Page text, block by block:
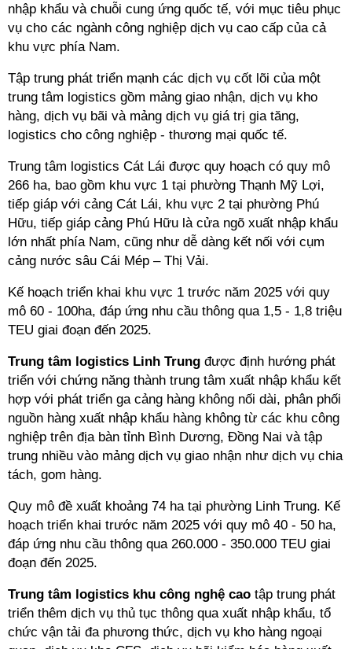
nhập khẩu và chuỗi cung ứng quốc tế, với mục tiêu phục
vụ cho các ngành công nghiệp dịch vụ cao cấp của cả
khu vực phía Nam.
Tập trung phát triển mạnh các dịch vụ cốt lõi của một
trung tâm logistics gồm mảng giao nhận, dịch vụ kho
hàng, dịch vụ bãi và mảng dịch vụ giá trị gia tăng,
logistics cho công nghiệp - thương mại quốc tế.
Trung tâm logistics Cát Lái được quy hoạch có quy mô
266 ha, bao gồm khu vực 1 tại phường Thạnh Mỹ Lợi,
tiếp giáp với cảng Cát Lái, khu vực 2 tại phường Phú
Hữu, tiếp giáp cảng Phú Hữu là cửa ngõ xuất nhập khẩu
lớn nhất phía Nam, cũng như dễ dàng kết nối với cụm
cảng nước sâu Cái Mép – Thị Vải.
Kế hoạch triển khai khu vực 1 trước năm 2025 với quy
mô 60 - 100ha, đáp ứng nhu cầu thông qua 1,5 - 1,8 triệu
TEU giai đoạn đến 2025.
Trung tâm logistics Linh Trung được định hướng phát
triển với chứng năng thành trung tâm xuất nhập khẩu kết
hợp với phát triển ga cảng hàng không nối dài, phân phối
nguồn hàng xuất nhập khẩu hàng không từ các khu công
nghiệp trên địa bàn tỉnh Bình Dương, Đồng Nai và tập
trung nhiều vào mảng dịch vụ giao nhận như dịch vụ chia
tách, gom hàng.
Quy mô đề xuất khoảng 74 ha tại phường Linh Trung. Kế
hoạch triển khai trước năm 2025 với quy mô 40 - 50 ha,
đáp ứng nhu cầu thông qua 260.000 - 350.000 TEU giai
đoạn đến 2025.
Trung tâm logistics khu công nghệ cao tập trung phát
triển thêm dịch vụ thủ tục thông qua xuất nhập khẩu, tổ
chức vận tải đa phương thức, dịch vụ kho hàng ngoại